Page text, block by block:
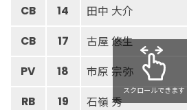
CB 14 田中 大介
CB 17 古屋 悠生
PV 18 市原 宗弥
RB 19 石嶺 秀
スクロールできます